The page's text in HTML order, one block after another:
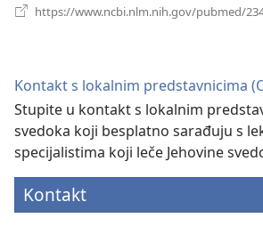
https://www.ncbi.nlm.nih.gov/pubmed/
Kontakt s lokalnim predstavnicima
Stupite u kontakt s lokalnim
svedoka koji besplatno sarađuju s
specijalistima koji leče Jehovine
Kontakt